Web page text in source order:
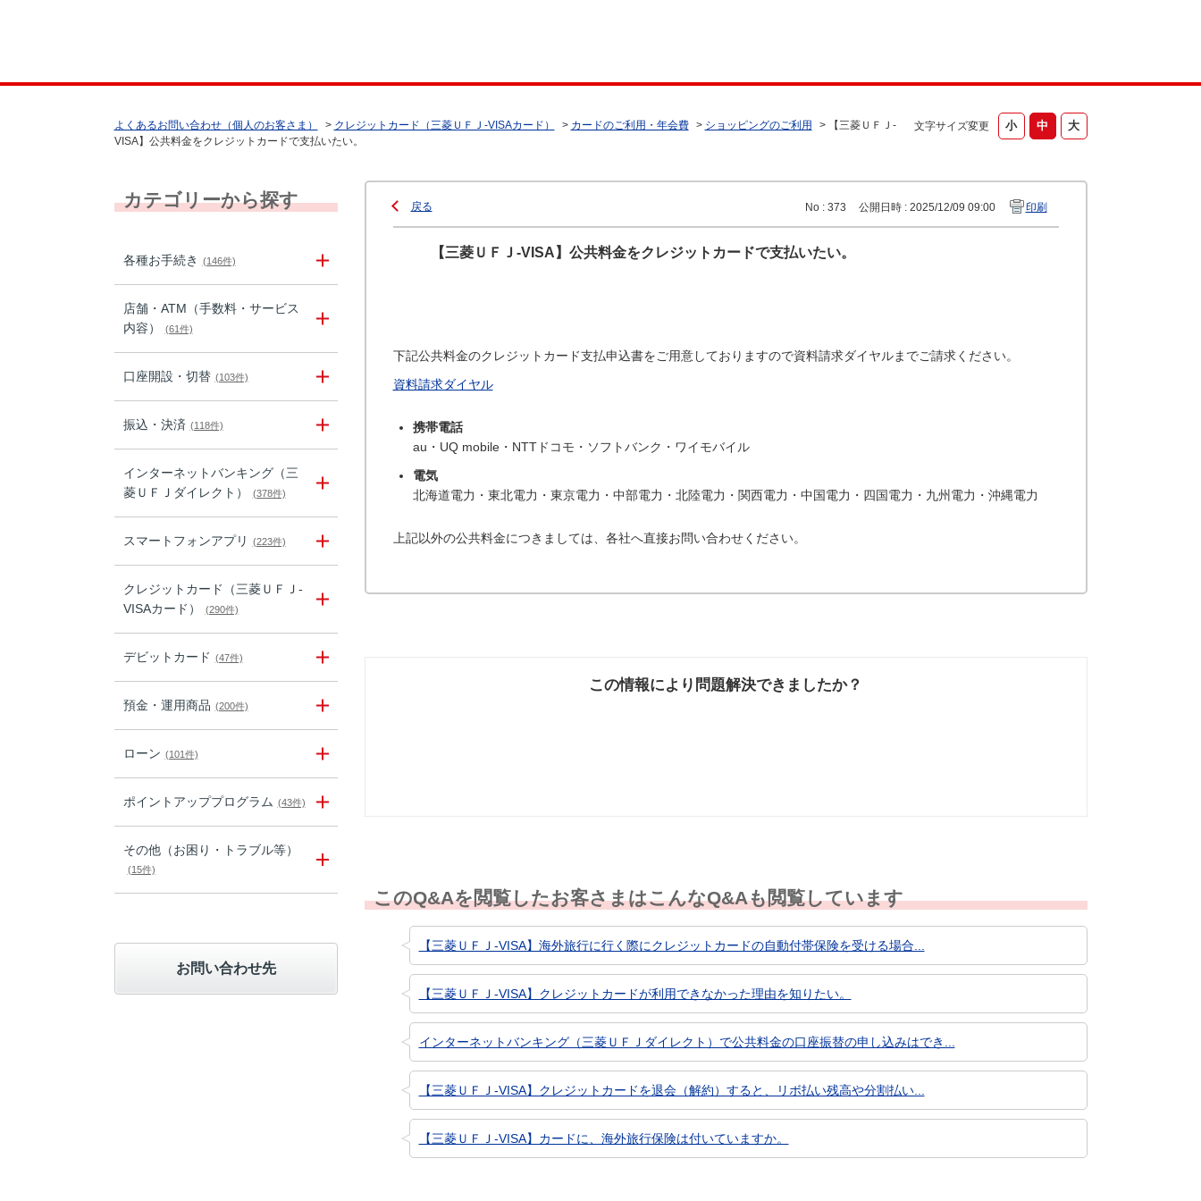
文字サイズ変更
よくあるお問い合わせ（個人のお客さま） > クレジットカード（三菱ＵＦＪ-VISAカード） > カードのご利用・年会費 > ショッピングのご利用 >
【三菱ＵＦＪ-
VISA】公共料金をクレジットカードで支払いたい。
カテゴリーから探す
各種お手続き (146件)
店舗・ATM（手数料・サービス
内容）
(61件)
口座開設・切替 (103件)
振込・決済 (118件)
インターネットバンキング（三
菱ＵＦＪダイレクト）
(378件)
スマートフォンアプリ (223件)
クレジットカード（三菱ＵＦＪ-
VISAカード）
(290件)
デビットカード (47件)
預金・運用商品 (200件)
ローン (101件)
ポイントアッププログラム (43件)
その他（お困り・トラブル等）
(15件)
お問い合わせ先
戻る No : 373 公開日時 : 2025/12/09 09:00 印刷
【三菱ＵＦＪ-VISA】公共料金をクレジットカードで支払いたい。
下記公共料金のクレジットカード支払申込書をご用意しておりますので資料請求ダイヤルまでご請求ください。
資料請求ダイヤル
携帯電話
au・UQ mobile・NTTドコモ・ソフトバンク・ワイモバイル
電気
北海道電力・東北電力・東京電力・中部電力・北陸電力・関西電力・中国電力・四国電力・九州電力・沖縄電力
上記以外の公共料金につきましては、各社へ直接お問い合わせください。
この情報により問題解決できましたか？
このQ&Aを閲覧したお客さまはこんなQ&Aも閲覧しています
【三菱ＵＦＪ-VISA】海外旅行に行く際にクレジットカードの自動付帯保険を受ける場合...
【三菱ＵＦＪ-VISA】クレジットカードが利用できなかった理由を知りたい。
インターネットバンキング（三菱ＵＦＪダイレクト）で公共料金の口座振替の申し込みはでき...
【三菱ＵＦＪ-VISA】クレジットカードを退会（解約）すると、リボ払い残高や分割払い...
【三菱ＵＦＪ-VISA】カードに、海外旅行保険は付いていますか。